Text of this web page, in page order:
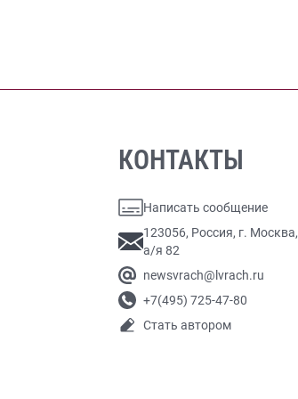
КОНТАКТЫ
Написать сообщение
123056, Россия, г. Москва,
а/я 82
newsvrach@lvrach.ru
+7(495) 725-47-80
Стать автором